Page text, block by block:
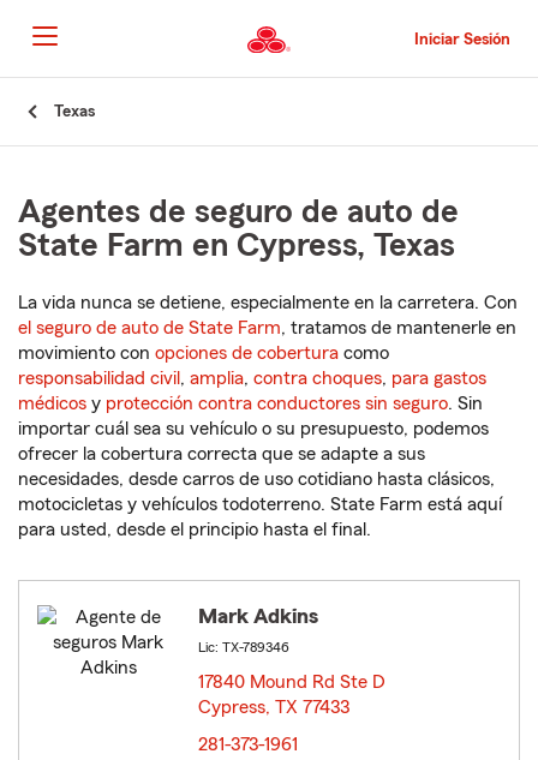
al
contenido
principal
Iniciar Sesión
Texas
Agentes de seguro de auto de
State Farm en Cypress, Texas
La vida nunca se detiene, especialmente en la carretera. Con
el seguro de auto de State Farm, tratamos de mantenerle en
movimiento con opciones de cobertura como
responsabilidad civil , amplia, contra choques, para gastos
médicos y protección contra conductores sin seguro. Sin
importar cuál sea su vehículo o su presupuesto, podemos
ofrecer la cobertura correcta que se adapte a sus
necesidades, desde carros de uso cotidiano hasta clásicos,
motocicletas y vehículos todoterreno. State Farm está aquí
para usted, desde el principio hasta el final.
Mark Adkins
Lic: TX-789346
17840 Mound Rd Ste D
Cypress, TX 77433
281-373-1961